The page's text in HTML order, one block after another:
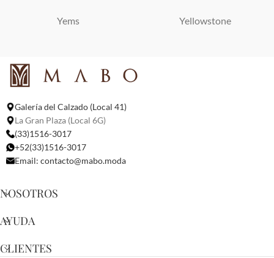
Yems Yellowstone
Galería del Calzado (Local 41)
La Gran Plaza (Local 6G)
(33)1516-3017
+52(33)1516-3017
Email: contacto@mabo.moda
NOSOTROS
AYUDA
CLIENTES